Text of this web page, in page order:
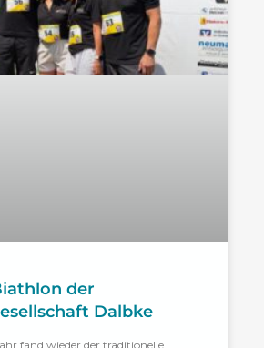
der
Dalbke
fand wieder der traditionelle